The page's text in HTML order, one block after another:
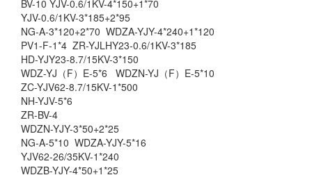
BV-10 YJV-0.6/1KV-4*150+1*70
YJV-0.6/1KV-3*185+2*95
NG-A-3*120+2*70 WDZA-YJY-4*240+1*120
PV1-F-1*4 ZR-YJLHY23-0.6/1KV-3*185
HD-YJY23-8.7/15KV-3*150
WDZ-YJ（F）E-5*6 WDZN-YJ（F）E-5*10
ZC-YJV62-8.7/15KV-1*500
NH-YJV-5*6
ZR-BV-4
WDZN-YJY-3*50+2*25
NG-A-5*10 WDZA-YJY-5*16
YJV62-26/35KV-1*240
WDZB-YJY-4*50+1*25